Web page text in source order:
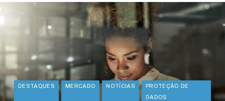
DESTAQUES MERCADO NOTÍCIAS
PROTEÇÃO DE
DADOS